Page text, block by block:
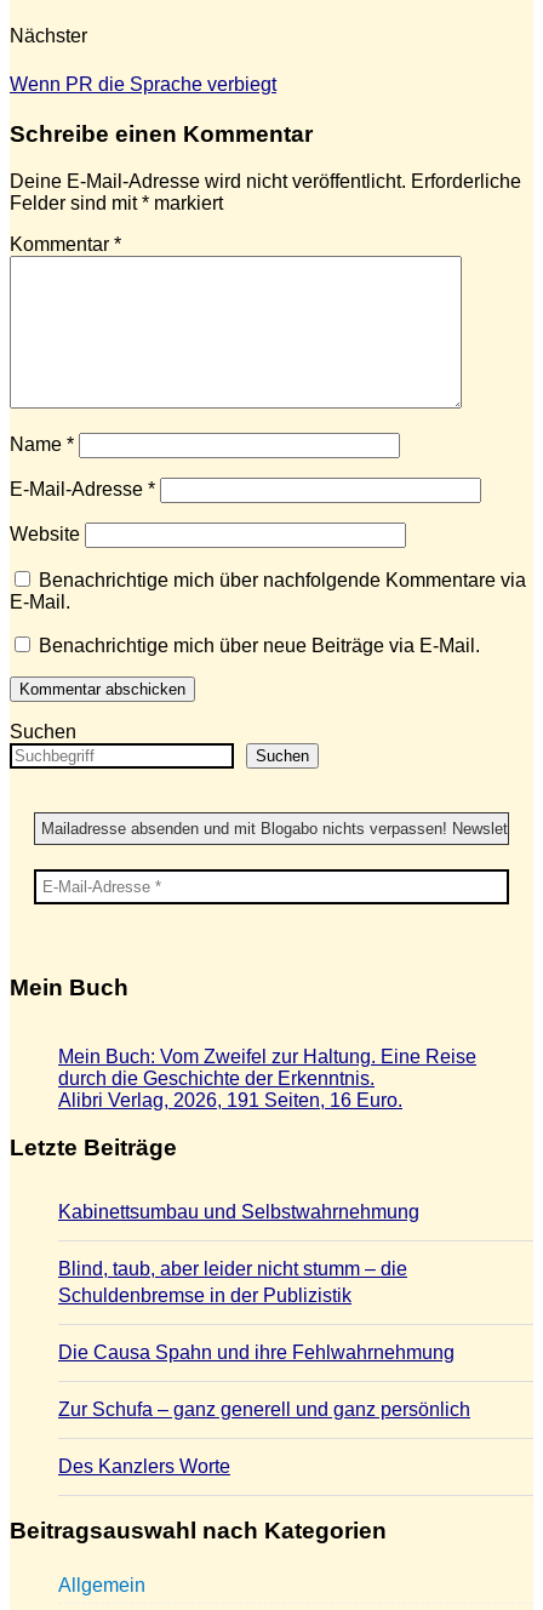
Nächster
Wenn PR die Sprache verbiegt
Schreibe einen Kommentar
Deine E-Mail-Adresse wird nicht veröffentlicht. Erforderliche
Felder sind mit* markiert
Kommentar *
Name *
E-Mail-Adresse *
Website
Benachrichtige mich über nachfolgende Kommentare via
E-Mail.
Benachrichtige mich über neue Beiträge via E-Mail.
Suchen
Suchen
Mein Buch
Mein Buch: Vom Zweifel zur Haltung. Eine Reise
durch die Geschichte der Erkenntnis.
Alibri Verlag, 2026, 191 Seiten, 16 Euro.
Letzte Beiträge
Kabinettsumbau und Selbstwahrnehmung
Blind, taub, aber leider nicht stumm – die
Schuldenbremse in der Publizistik
Die Causa Spahn und ihre Fehlwahrnehmung
Zur Schufa – ganz generell und ganz persönlich
Des Kanzlers Worte
Beitragsauswahl nach Kategorien
Allgemein